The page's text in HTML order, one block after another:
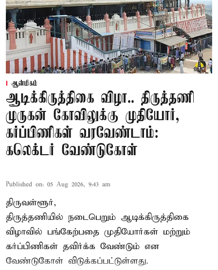
ஆன்மிகம்
ஆடிக்கிருத்திகை விழா.. திருத்தணி
முருகன் கோவிலுக்கு முதியோர்,
கர்ப்பிணிகள் வரவேண்டாம்:
கலெக்டர் வேண்டுகோள்
Published on: 05 Aug 2026, 9:43 am
திருவள்ளூர்,
திருத்தணியில் நடைபெறும் ஆடிக்கிருத்திகை
விழாவில் பங்கேற்பதை முதியோர்கள் மற்றும்
கர்ப்பிணிகள் தவிர்க்க வேண்டும் என
வேண்டுகோள் விடுக்கப்பட்டுள்ளது.